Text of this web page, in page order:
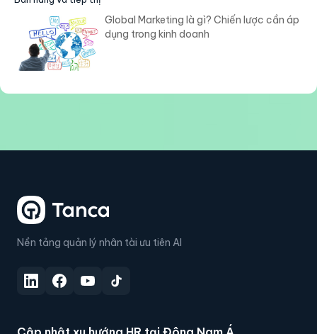
Global Marketing là gì? Chiến lược cần áp
dụng trong kinh doanh
Nền tảng quản lý nhân tài ưu tiên AI